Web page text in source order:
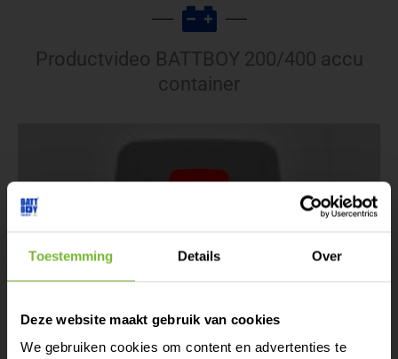
Toestemming Details Over
Deze website maakt gebruik van cookies
We gebruiken cookies om content en advertenties te
Productvideo BATTBOY 200/400 accu
container
Tijdelijk extra
vermogen nodig?